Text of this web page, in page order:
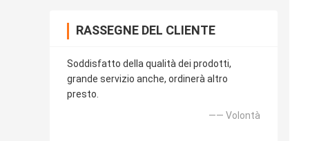
RASSEGNE DEL CLIENTE
Soddisfatto della qualità dei prodotti,
grande servizio anche, ordinerà altro
presto.
—— Volontà